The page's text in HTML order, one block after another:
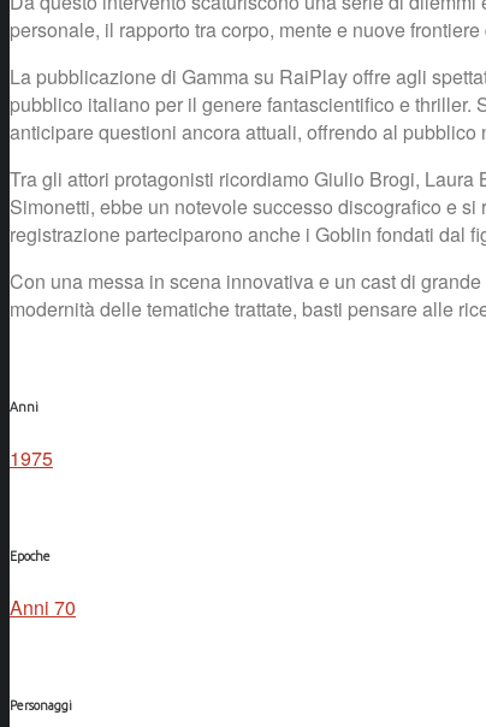
personale, il rapporto tra corpo, mente e nuove
La pubblicazione di Gamma su RaiPlay offre agli
pubblico italiano per il genere fantascientifico e thriller.
anticipare questioni ancora attuali, offrendo al
Tra gli attori protagonisti ricordiamo Giulio Brogi,
Simonetti, ebbe un notevole successo discografico e
registrazione parteciparono anche i Goblin fondati dal
Con una messa in scena innovativa e un cast di
modernità delle tematiche trattate, basti pensare alle
Anni
1975
Epoche
Anni 70
Personaggi